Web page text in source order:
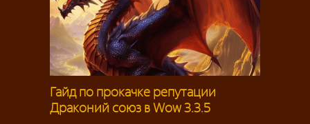
Гайд по прокачке репутации
Драконий союз в Wow 3.3.5